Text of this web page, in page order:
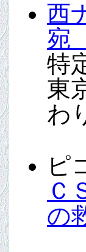
西
宛
特
東
わ
ピ
Ｃ
の